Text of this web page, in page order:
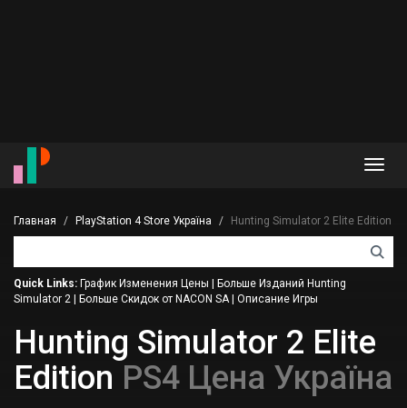
Главная PlayStation 4 Store Україна Hunting Simulator 2 Elite Edition
Quick Links: График Изменения Цены
Больше Изданий Hunting
Simulator 2
Больше Скидок от NACON SA Описание Игры
Hunting Simulator 2 Elite
Edition PS4 Цена Україна